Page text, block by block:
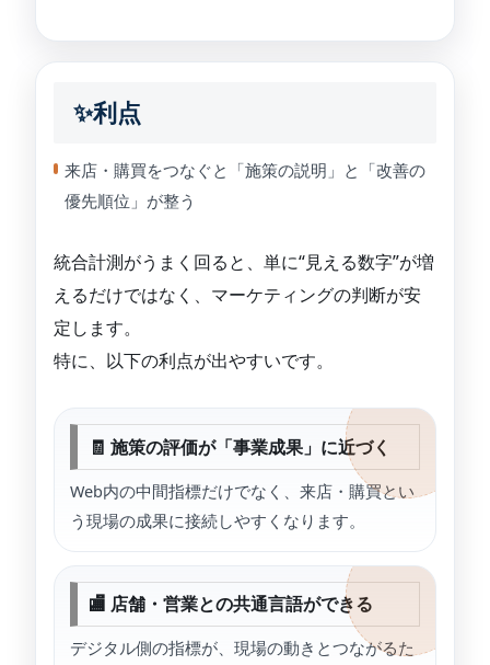
✨利点
来店・購買をつなぐと「施策の説明」と「改善の
優先順位」が整う
統合計測がうまく回ると、単に“見える数字”が増
えるだけではなく、マーケティングの判断が安
定します。
特に、以下の利点が出やすいです。
🧾 施策の評価が「事業成果」に近づく
Web内の中間指標だけでなく、来店・購買とい
う現場の成果に接続しやすくなります。
🏬 店舗・営業との共通言語ができる
デジタル側の指標が、現場の動きとつながるた